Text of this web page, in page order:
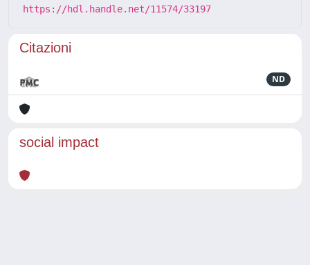
https://hdl.handle.net/11574/33197
Citazioni
ND
social impact